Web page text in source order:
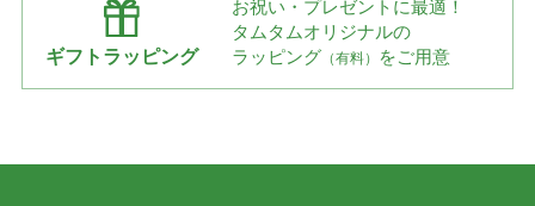
ギフトラッピング
お祝い・プレゼントに最適！
タムタムオリジナルの
ラッピング （有料） をご用意